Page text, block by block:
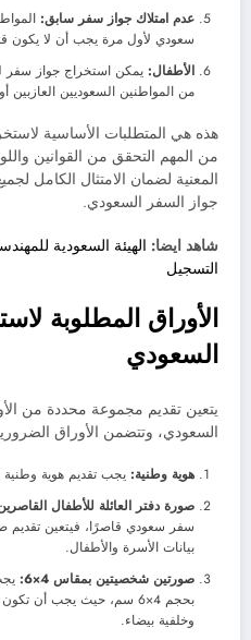
عدم امتلاك جواز سفر سابق:
سعودي لأول مرة يجب أن لا يكون
الأطفال:
من المواطنين السعوديين العازبين
هذه هي المتطلبات الأساسية
من المهم التحقق من القوانين
المعنية لضمان الامتثال الكامل
جواز السفر السعودي.
شاهد ايضا: الهيئة السعودية
التسجيل
الأوراق المطلوبة
السعودي
يتعين تقديم مجموعة محددة من
السعودي، وتتضمن الأوراق
هوية وطنية: يجب تقديم هوية
صورة دفتر العائلة للأطفال
سفر سعودي قاصرًا، فيتعين تقديم
بيانات الأسرة والأطفال.
صورتين شخصيتين بمقاس 4×6:
بحجم 4×6 سم، حيث يجب أن
وخلفية بيضاء.